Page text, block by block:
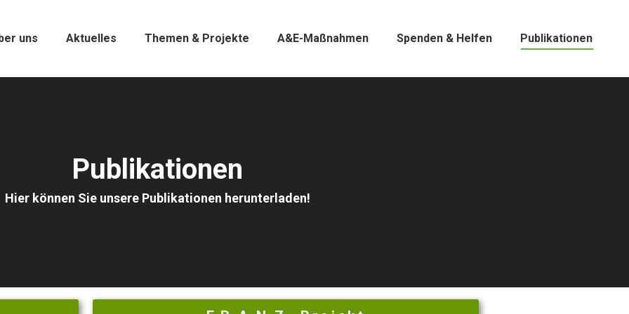
uns Aktuelles Themen & Projekte A&E-Maßnahmen Spenden & Helfen Publikationen
Publikationen
Hier können Sie unsere Publikationen herunterladen!